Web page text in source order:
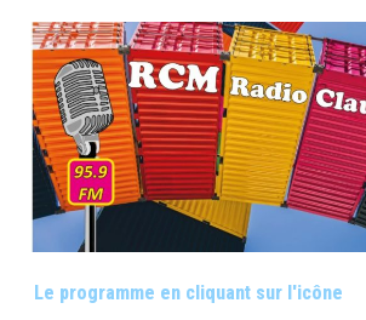
Le programme en cliquant sur l'icône